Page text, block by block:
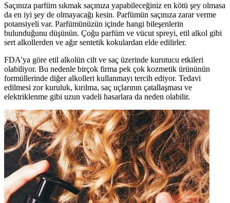
Saçınıza parfüm sıkmak saçınıza yapabileceğiniz en kötü şey olmasa
da en iyi şey de olmayacağı kesin. Parfümün saçınıza zarar verme
potansiyeli var. Parfümünüzün içinde hangi bileşenlerin
bulunduğunu düşünün. Çoğu parfüm ve vücut spreyi, etil alkol gibi
sert alkollerden ve ağır sentetik kokulardan elde edilirler.
FDA'ya göre etil alkolün cilt ve saç üzerinde kurutucu etkileri
olabiliyor. Bu nedenle birçok firma pek çok kozmetik ürününün
formüllerinde diğer alkolleri kullanmayı tercih ediyor. Tedavi
edilmesi zor kuruluk, kırılma, saç uçlarının çatallaşması ve
elektriklenme gibi uzun vadeli hasarlara da neden olabilir.